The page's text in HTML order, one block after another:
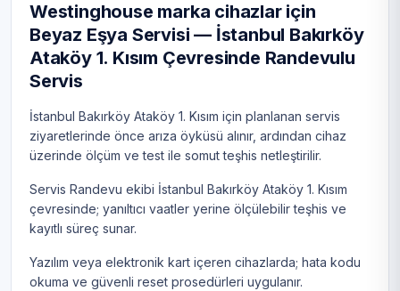
Westinghouse marka cihazlar için
Beyaz Eşya Servisi — İstanbul Bakırköy
Ataköy 1. Kısım Çevresinde Randevulu
Servis
İstanbul Bakırköy Ataköy 1. Kısım için planlanan servis
ziyaretlerinde önce arıza öyküsü alınır, ardından cihaz
üzerinde ölçüm ve test ile somut teşhis netleştirilir.
Servis Randevu ekibi İstanbul Bakırköy Ataköy 1. Kısım
çevresinde; yanıltıcı vaatler yerine ölçülebilir teşhis ve
kayıtlı süreç sunar.
Yazılım veya elektronik kart içeren cihazlarda; hata kodu
okuma ve güvenli reset prosedürleri uygulanır.